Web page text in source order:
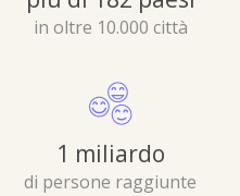
in oltre 10.000 città
1 miliardo
di persone raggiunte